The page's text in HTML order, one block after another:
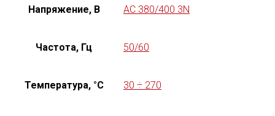
Напряжение, В AC 380/400 3N
Частота, Гц 50/60
Температура, °C 30 ÷ 270